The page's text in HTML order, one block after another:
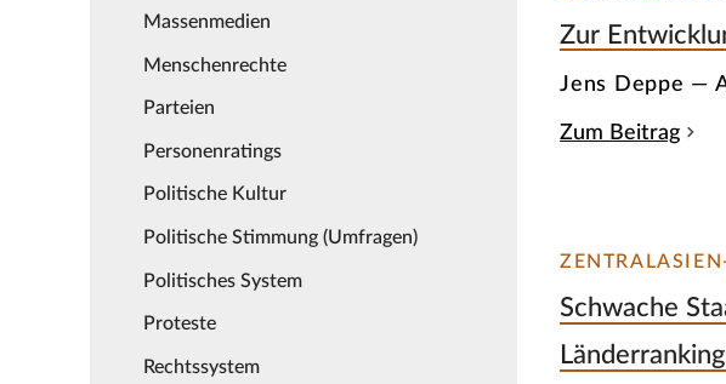
Massenmedien
Menschenrechte
Parteien
Personenratings
Politische Kultur
Politische Stimmung (Umfragen)
Politisches System
Proteste
Rechtssystem
Zur
Jens Deppe —
Zum Beitrag
Schwache